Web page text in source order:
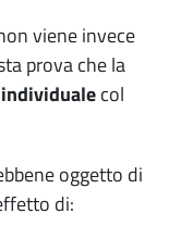
viene invece
prova che la
col
oggetto di
di: